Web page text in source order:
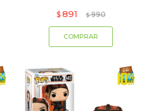
$ 891 $ 990